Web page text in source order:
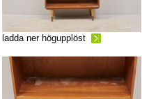
ladda ner högupplöst